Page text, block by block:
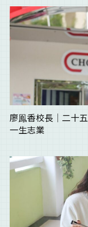
廖鳯香校長｜二十
一生志業